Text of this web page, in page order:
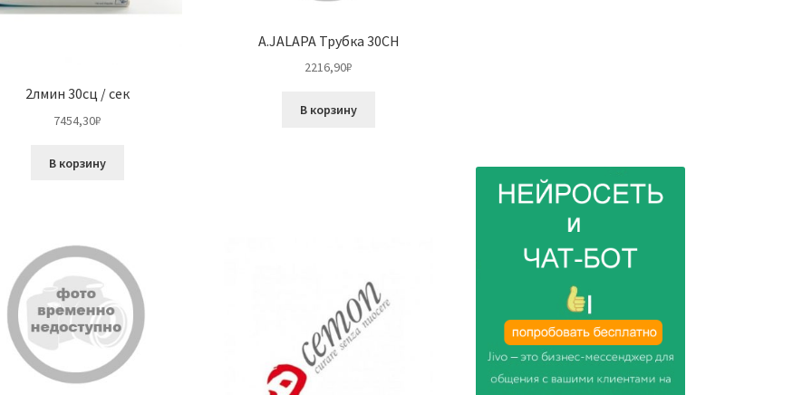
2лмин 30сц / сек
7454,30₽
В корзину
A.JALAPA Трубка 30CH
2216,90₽
В корзину